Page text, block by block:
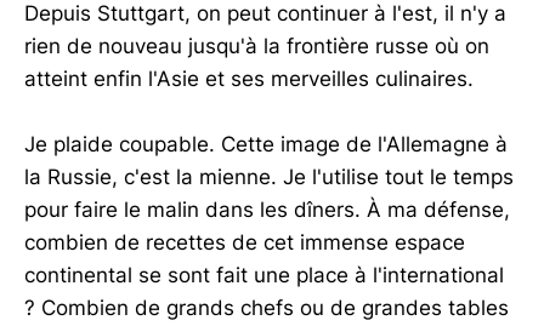
Depuis Stuttgart, on peut continuer à l'est, il n'y a
rien de nouveau jusqu'à la frontière russe où on
atteint enfin l'Asie et ses merveilles culinaires.
Je plaide coupable. Cette image de l'Allemagne à
la Russie, c'est la mienne. Je l'utilise tout le temps
pour faire le malin dans les dîners. À ma défense,
combien de recettes de cet immense espace
continental se sont fait une place à l'international
? Combien de grands chefs ou de grandes tables